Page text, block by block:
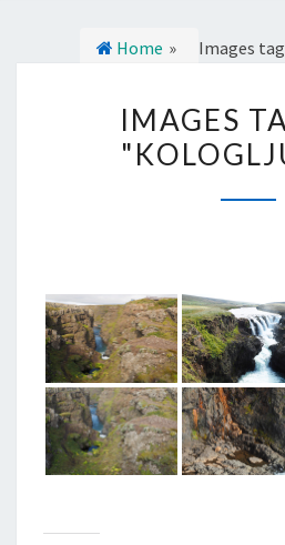
Home » Images
M
A
G
G
E
D
"
IMAGES